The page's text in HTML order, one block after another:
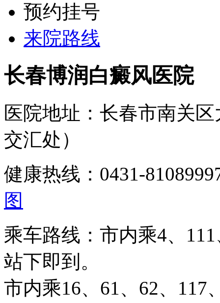
预约挂号
来院路线
长春博润白癜风医院
医院地址：长春市南关
交汇处）
健康热线：0431-
图
乘车路线：市内乘4、
站下即到。
市内乘16、61、62、117